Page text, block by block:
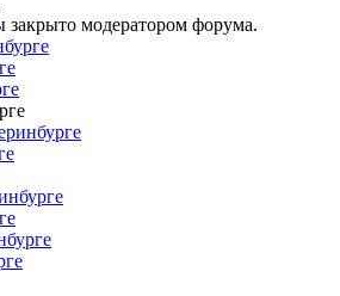
модератором форума.